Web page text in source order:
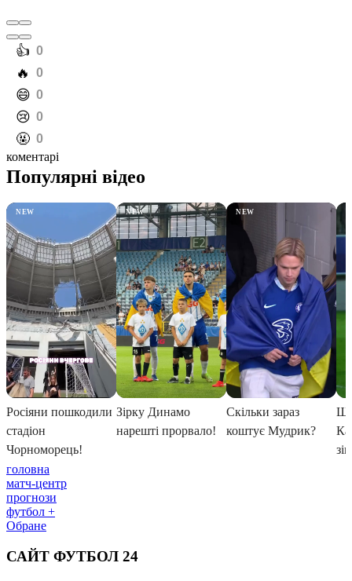
️👍 0
️🔥 0
️😄 0
️😢 0
️🤬 0
коментарі
головна
матч-центр
прогнози
футбол +
Обране
САЙТ ФУТБОЛ 24